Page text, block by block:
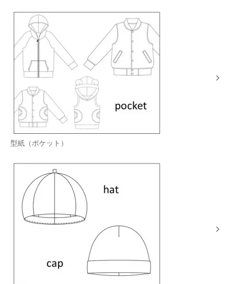
型紙（ポケット）